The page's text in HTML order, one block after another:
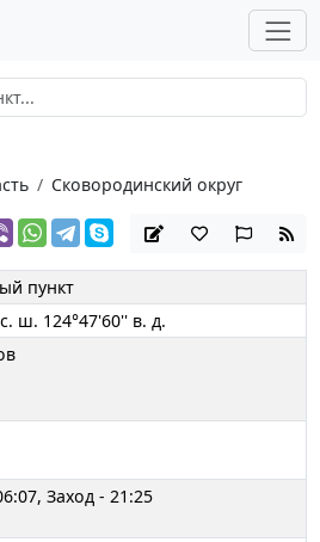
Сковородинский округ
пункт
ш. 124°47'60'' в. д.
Заход - 21:25